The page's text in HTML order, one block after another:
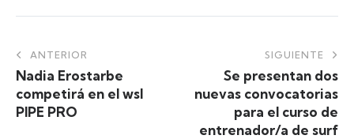
ANTERIOR
Nadia Erostarbe
competirá en el wsl
PIPE PRO
SIGUIENTE
Se presentan dos
nuevas convocatorias
para el curso de
entrenador/a de surf